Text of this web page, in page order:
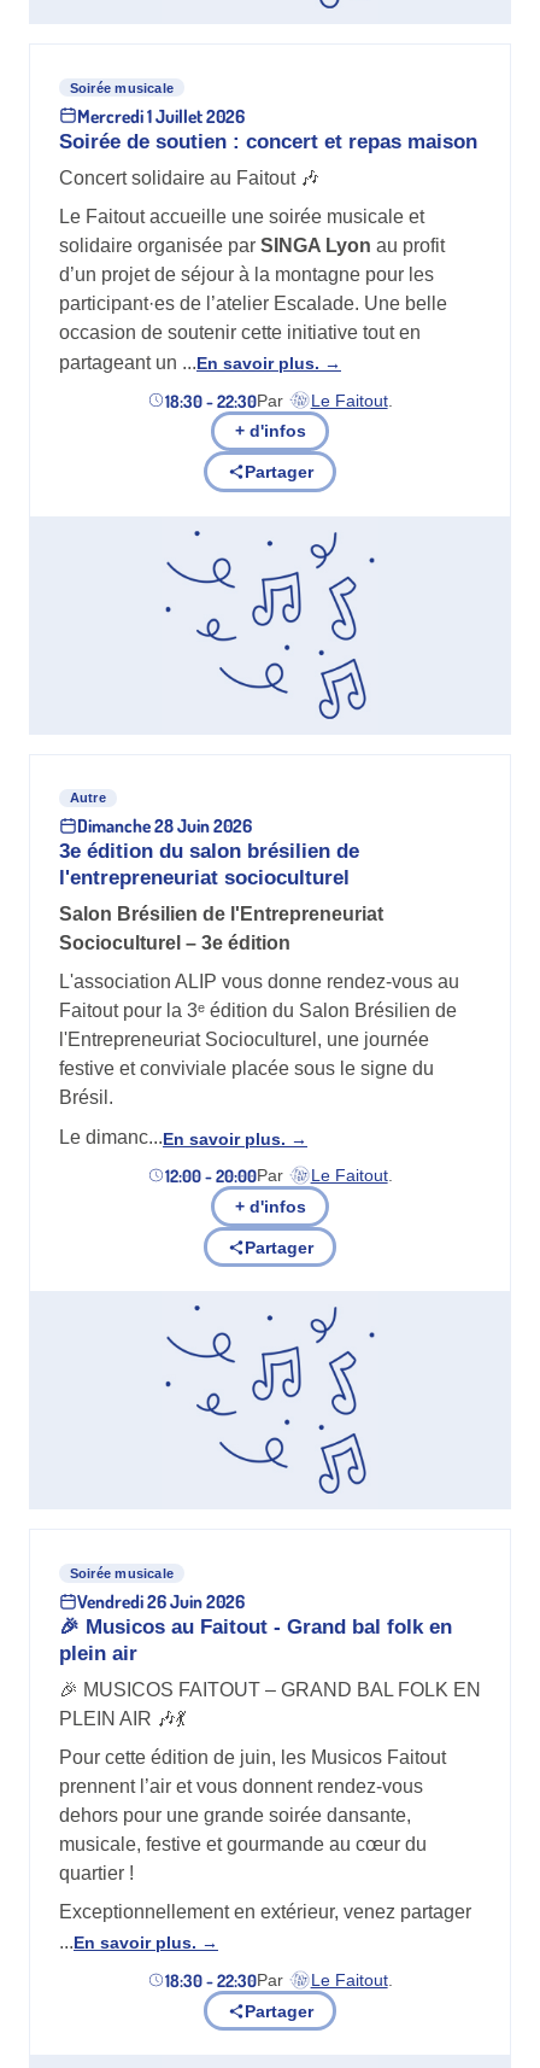
Soirée musicale
Mercredi 1 Juillet 2026
Soirée de soutien : concert et repas maison
Concert solidaire au Faitout 🎶
Le Faitout accueille une soirée musicale et
solidaire organisée par SINGA Lyon au profit
d’un projet de séjour à la montagne pour les
participant·es de l’atelier Escalade. Une belle
occasion de soutenir cette initiative tout en
partageant un ...En savoir plus.
18:30 - 22:30Par Le Faitout
(nouvel onglet)
.
+ d'infos
Partager
Autre
Dimanche 28 Juin 2026
3e édition du salon brésilien de
l'entrepreneuriat socioculturel
Salon Brésilien de l'Entrepreneuriat
Socioculturel – 3e édition
L'association ALIP vous donne rendez-vous au
Faitout pour la 3ᵉ édition du Salon Brésilien de
l'Entrepreneuriat Socioculturel, une journée
festive et conviviale placée sous le signe du
Brésil.
Le dimanc...En savoir plus.
12:00 - 20:00Par Le Faitout
(nouvel onglet).
+ d'infos
Partager
Soirée musicale
Vendredi 26 Juin 2026
🎉 Musicos au Faitout - Grand bal folk en
plein air
🎉 MUSICOS FAITOUT – GRAND BAL FOLK EN
PLEIN AIR 🎶💃
Pour cette édition de juin, les Musicos Faitout
prennent l’air et vous donnent rendez-vous
dehors pour une grande soirée dansante,
musicale, festive et gourmande au cœur du
quartier !
Exceptionnellement en extérieur, venez partager
...En savoir plus.
18:30 - 22:30Par Le Faitout
(nouvel onglet)
.
Partager